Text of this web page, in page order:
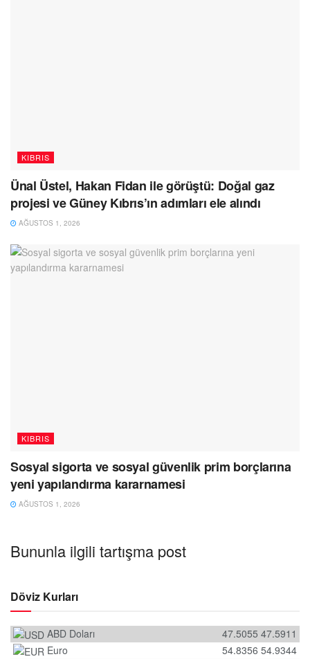
KIBRIS
Ünal Üstel, Hakan Fidan ile görüştü: Doğal gaz
projesi ve Güney Kıbrıs’ın adımları ele alındı
AĞUSTOS 1, 2026
KIBRIS
Sosyal sigorta ve sosyal güvenlik prim borçlarına
yeni yapılandırma kararnamesi
AĞUSTOS 1, 2026
Bununla ilgili tartışma post
Döviz Kurları
ABD Doları 47.5911
47.5055
Euro
54.9344
54.8356